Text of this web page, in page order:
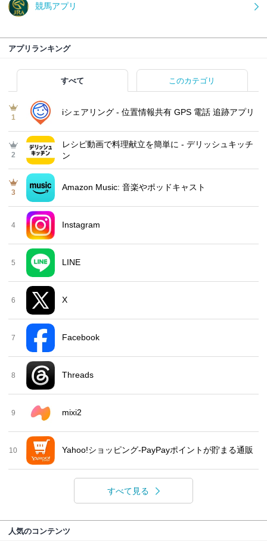
競馬アプリ
アプリランキング
すべて このカテゴリ
1
iシェアリング - 位置情報共有 GPS 電話 追跡アプリ
2
レシピ動画で料理献立を簡単‪に - デリッシュキッチ
ン
3
Amazon Music: 音楽やポッドキャスト
4 Instagram
5 LINE
6 X
7 Facebook
8 Threads
9 mixi2
10 Yahoo!ショッピング-PayPayポイントが貯まる通販
すべて見る
人気のコンテンツ